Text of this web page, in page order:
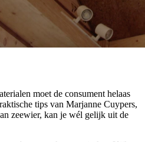
moet de consument helaas
tips van Marjanne Cuypers,
zeewier, kan je wél gelijk uit de